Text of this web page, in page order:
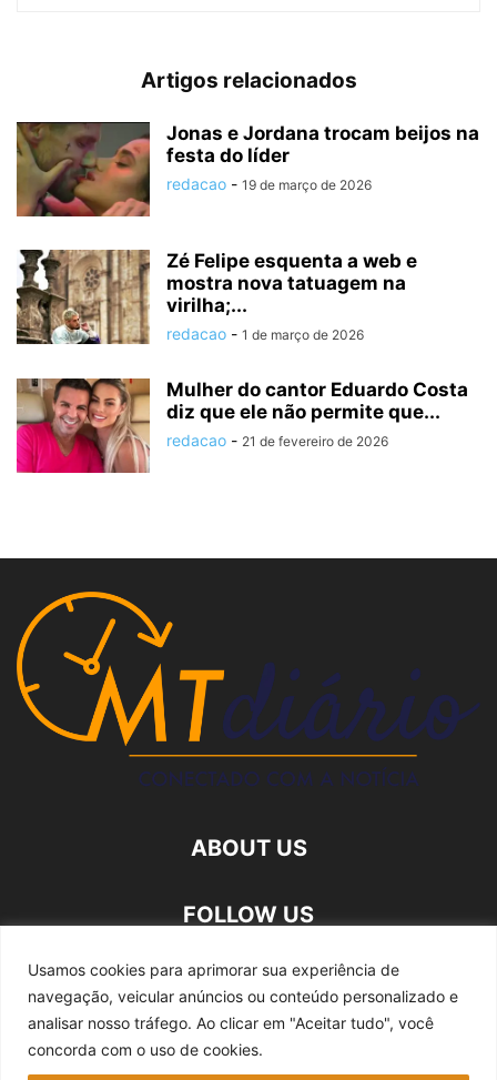
Usamos cookies para aprimorar sua experiência de
navegação, veicular anúncios ou conteúdo personalizado e
analisar nosso tráfego. Ao clicar em "Aceitar tudo", você
concorda com o uso de cookies.
Artigos relacionados
Jonas e Jordana trocam beijos na
festa do líder
redacao - 19 de março de 2026
Zé Felipe esquenta a web e
mostra nova tatuagem na
virilha;...
redacao - 1 de março de 2026
Mulher do cantor Eduardo Costa
diz que ele não permite que...
redacao - 21 de fevereiro de 2026
ABOUT US
FOLLOW US
Quem somos Expediente Fale Conosco